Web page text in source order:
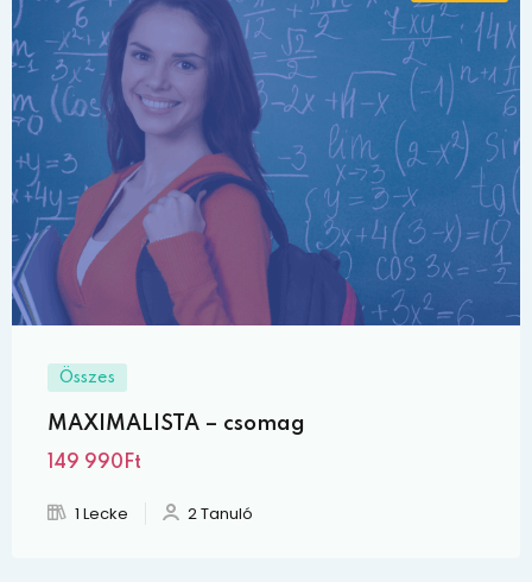
Összes
MAXIMALISTA – csomag
149 990Ft
1 Lecke 2 Tanuló